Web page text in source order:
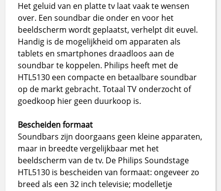
Het geluid van en platte tv laat vaak te wensen
over. Een soundbar die onder en voor het
beeldscherm wordt geplaatst, verhelpt dit euvel.
Handig is de mogelijkheid om apparaten als
tablets en smartphones draadloos aan de
soundbar te koppelen. Philips heeft met de
HTL5130 een compacte en betaalbare soundbar
op de markt gebracht. Totaal TV onderzocht of
goedkoop hier geen duurkoop is.
Bescheiden formaat
Soundbars zijn doorgaans geen kleine apparaten,
maar in breedte vergelijkbaar met het
beeldscherm van de tv. De Philips Soundstage
HTL5130 is bescheiden van formaat: ongeveer zo
breed als een 32 inch televisie; modelletje